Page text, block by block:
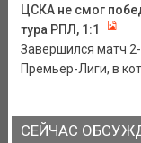
ЦСКА не смог
тура РПЛ, 1:1
Завершился матч
Премьер-Лиги, в
СЕЙЧАС